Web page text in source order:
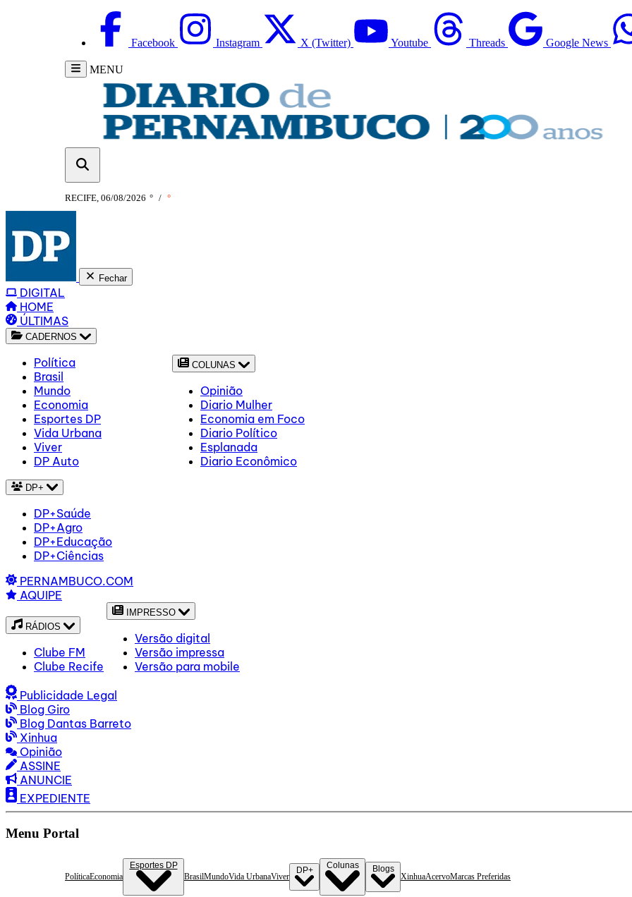
Facebook Instagram X (Twitter) Youtube Threads Google News
MENU
RECIFE, 06/08/2026 ° / °
Fechar
DIGITAL
HOME
ÚLTIMAS
CADERNOS
Política
Brasil
Mundo
Economia
Esportes DP
Vida Urbana
Viver
DP Auto
COLUNAS
Opinião
Diario Mulher
Economia em Foco
Diario Político
Esplanada
Diario Econômico
DP+
DP+Saúde
DP+Agro
DP+Educação
DP+Ciências
PERNAMBUCO.COM
AQUIPE
RÁDIOS
Clube FM
Clube Recife
IMPRESSO
Versão digital
Versão impressa
Versão para mobile
Publicidade Legal
Blog Giro
Blog Dantas Barreto
Xinhua
Opinião
ASSINE
ANUNCIE
EXPEDIENTE
Menu Portal
PolíticaEconomia
Esportes DP
BrasilMundoVida UrbanaViver
DP+ Colunas Blogs
XinhuaAcervoMarcas Preferidas